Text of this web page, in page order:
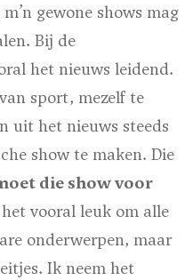
gewone shows mag
Bij de
het nieuws leidend.
sport, mezelf te
uit het nieuws steeds
show te maken. Die
die show voor
vooral leuk om alle
onderwerpen, maar
Ik neem het